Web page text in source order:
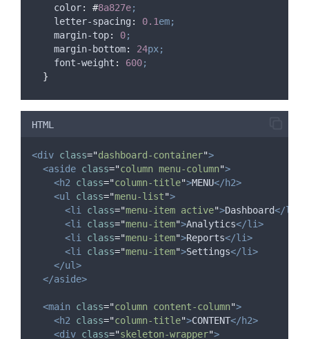
color: #8a827e;
letter-spacing : 0.1em;
margin-top: 0;
margin-bottom: 24px;
font-weight : 600;
}
.menu-list {
list-style
none;
padding: 0
margin : 0;
menu-item
{
position
padding
font-size: 16px;
border-radius: 10px;
HTML
<div class="dashboard-container">
<aside class="column menu-column">
<h2
class="column-title">MENU</h2>
<ul
class="menu-list">
<li
class="menu-item active">Dashboard</li>
<li
class="menu-item">Analytics</li>
<li
class="menu-item">Reports</li>
<li
class="menu-item">Settings</li>
</ul>
</aside>
<main class="column content-column">
<h2
class="column-title">CONTENT</h2>
<div class="skeleton-wrapper">